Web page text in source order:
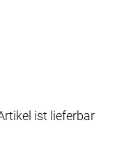
30TPI
30TPI
9°, 12mm rise
0°
ist lieferbar